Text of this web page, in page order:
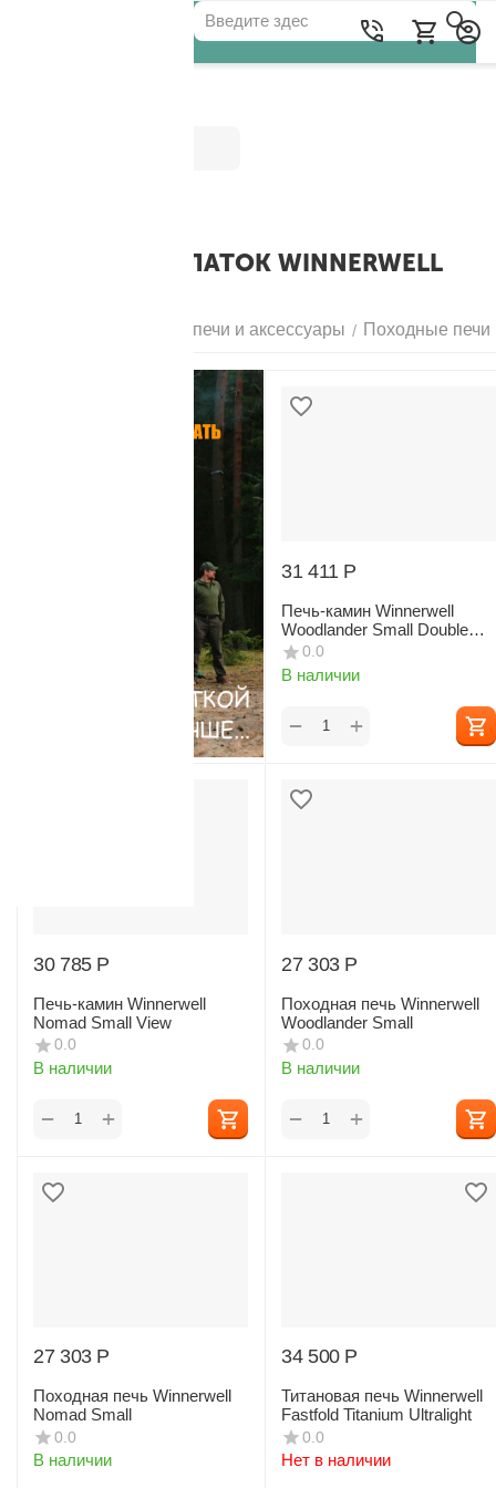
ПЕЧИ ДЛЯ ПАЛАТОК WINNERWELL
Походные печи и аксессуары / Походные печи
31 411 Р
Печь-камин Winnerwell
Woodlander Small Double
View
0.0
В наличии
+
−
30 785 Р
Печь-камин Winnerwell
Nomad Small View
0.0
В наличии
+
−
27 303 Р
Походная печь Winnerwell
Woodlander Small
0.0
В наличии
+
−
27 303 Р
Походная печь Winnerwell
Nomad Small
0.0
В наличии
34 500 Р
Титановая печь Winnerwell
Fastfold Titanium Ultralight
0.0
Нет в наличии